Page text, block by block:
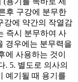
후 구강에 분무한
강에 약간의 작열감
즉시 분무하여 사
경우에는 분무력을
에 사용하는 것이
. 5. 별도로 의사의
예기될 때 용기를